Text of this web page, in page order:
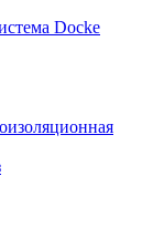
Docke